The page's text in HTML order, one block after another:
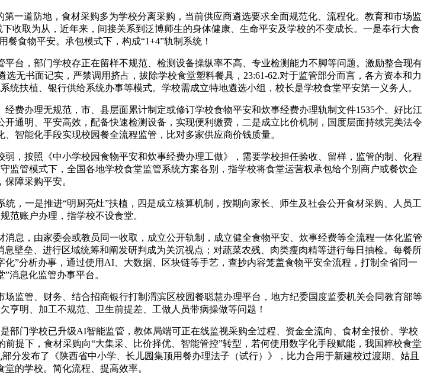
道防地，食材采购多为学校分离采购，当前供应商遴选要求全面规范化、流程化。教育和市场监
收取为从，近年来，间接关系到泛博师生的身体健康、生命平安及学校的不变成长。一是奉行大食
食物平安。承包模式下，构成“1+4”轨制系统！
，部门学校存正在留样不规范、检测设备操纵率不高、专业检测能力不脚等问题。激励整合现有
无书面记实，严禁调用挤占，拔除学校食堂塑料餐具，23:61-62.对于监管部分而言，各方资本和力
扶植、银行供给系统办事等模式。学校需成立特地遴选小组，校长是学校食堂平安第一义务人。
办理无规范，市、县层面累计制定或修订学校食物平安和炊事经费办理轨制文件1535个。好比江
通明、平安高效，配备快速检测设备，实现便利缴费，二是成立比价机制，国度层面持续完美法令
智能化手段实现校园餐全流程监管，比对多家供应商价钱质量。
按照《中小学校园食物平安和炊事经费办理工做》，需要学校担任验收、留样，监管的制、化程
管模式下，全国各地学校食堂监管系统方案各别，指学校将食堂运营权承包给个别商户或餐饮企
保障采购平安。
一是推进“明厨亮灶”扶植，四是成立核算机制，按期向家长、师生及社会公开食材采购、人员工
范账户办理，指学校不设食堂。
，由家委会或教员同一收取，成立公开轨制，成立健全食物平安、炊事经费等全流程一体化监管
壁垒、进行区域统筹和阐发研判成为关沉视点；对蔬菜农残、肉类瘦肉精等进行每日抽检。每餐所
”分析办事，通过使用AI、大数据、区块链等手艺，查抄内容笼盖食物平安全流程，打制全省同一
”消息化监管办事平台。
管、财务、结合招商银行打制渭滨区校园餐聪慧办理平台，地方纪委国度监委机关会同教育部等
亨明、加工不规范、卫生前提差、工做人员带病操做等问题！
门学校已升级AI智能监管，教体局端可正在线监视采购全过程、资金全流向、食材全报价、学校
提下，食材采购向“大集采、比价择优、智能管控”转型，若何使用数字化手段赋能，我国粹校食堂
分发布了《陕西省中小学、长儿园集顶用餐办理法子（试行）》，比力合用于新建校过渡期、姑且
的学校。简化流程、提高效率。